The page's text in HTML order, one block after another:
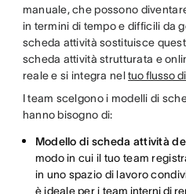
manuale, che possono
in termini di tempo e difficili da
scheda attività sostituisce
scheda attività strutturata e
reale e si integra neltuo flusso
I team scelgono i modelli di
hanno bisogno di:
Modello di scheda attività
modo in cui il tuo team
in uno spazio di lavoro
è ideale per i team interni di